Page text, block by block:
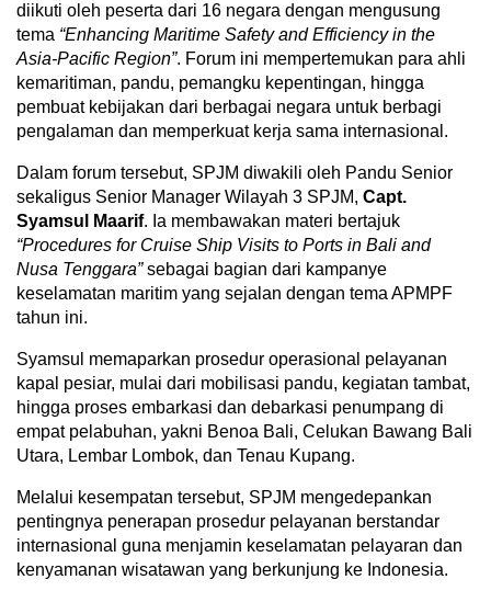
diikuti oleh peserta dari 16 negara dengan mengusung
tema “Enhancing Maritime Safety and Efficiency in the
Asia-Pacific Region”. Forum ini mempertemukan para ahli
kemaritiman, pandu, pemangku kepentingan, hingga
pembuat kebijakan dari berbagai negara untuk berbagi
pengalaman dan memperkuat kerja sama internasional.
Dalam forum tersebut, SPJM diwakili oleh Pandu Senior
sekaligus Senior Manager Wilayah 3 SPJM, Capt.
Syamsul Maarif. Ia membawakan materi bertajuk
“Procedures for Cruise Ship Visits to Ports in Bali and
Nusa Tenggara”sebagai bagian dari kampanye
keselamatan maritim yang sejalan dengan tema APMPF
tahun ini.
Syamsul memaparkan prosedur operasional pelayanan
kapal pesiar, mulai dari mobilisasi pandu, kegiatan tambat,
hingga proses embarkasi dan debarkasi penumpang di
empat pelabuhan, yakni Benoa Bali, Celukan Bawang Bali
Utara, Lembar Lombok, dan Tenau Kupang.
Melalui kesempatan tersebut, SPJM mengedepankan
pentingnya penerapan prosedur pelayanan berstandar
internasional guna menjamin keselamatan pelayaran dan
kenyamanan wisatawan yang berkunjung ke Indonesia.